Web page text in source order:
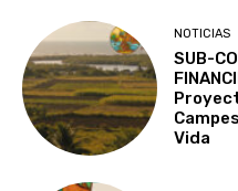
NOTICIAS
SUB-
Vida